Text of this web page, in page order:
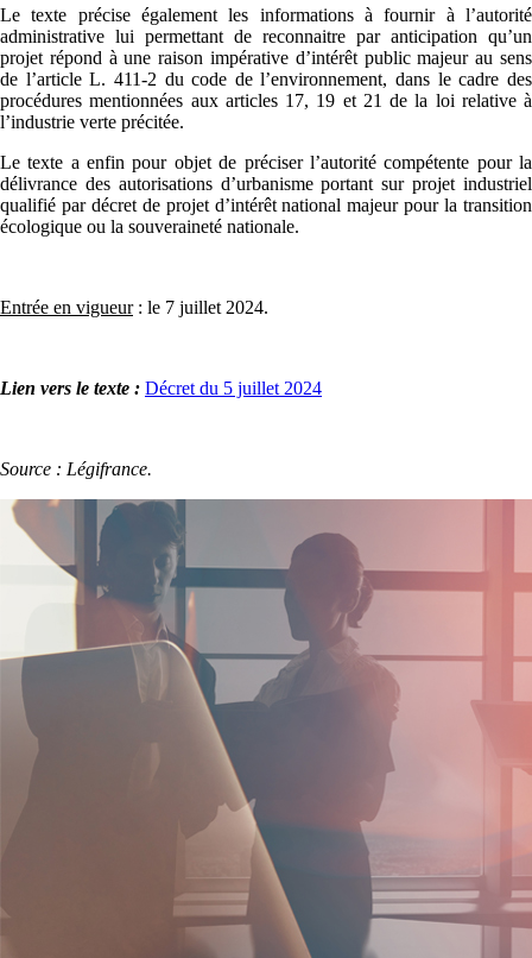
Le texte précise également les informations à fournir à l’autorité
administrative lui permettant de reconnaitre par anticipation qu’un
projet répond à une raison impérative d’intérêt public majeur au sens
de l’article L. 411-2 du code de l’environnement, dans le cadre des
procédures mentionnées aux articles 17, 19 et 21 de la loi relative à
l’industrie verte précitée.
Le texte a enfin pour objet de préciser l’autorité compétente pour la
délivrance des autorisations d’urbanisme portant sur projet industriel
qualifié par décret de projet d’intérêt national majeur pour la transition
écologique ou la souveraineté nationale.
Entrée en vigueur: le 7 juillet 2024.
Lien vers le texte : Décret du 5 juillet 2024
Source : Légifrance.